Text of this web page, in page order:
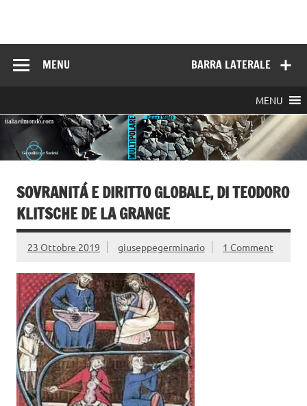
BARRA LATERALE
MENU
MENU
SOVRANITÁ E DIRITTO GLOBALE, DI TEODORO
KLITSCHE DE LA GRANGE
23 Ottobre 2019 giuseppegerminario 1 Comment